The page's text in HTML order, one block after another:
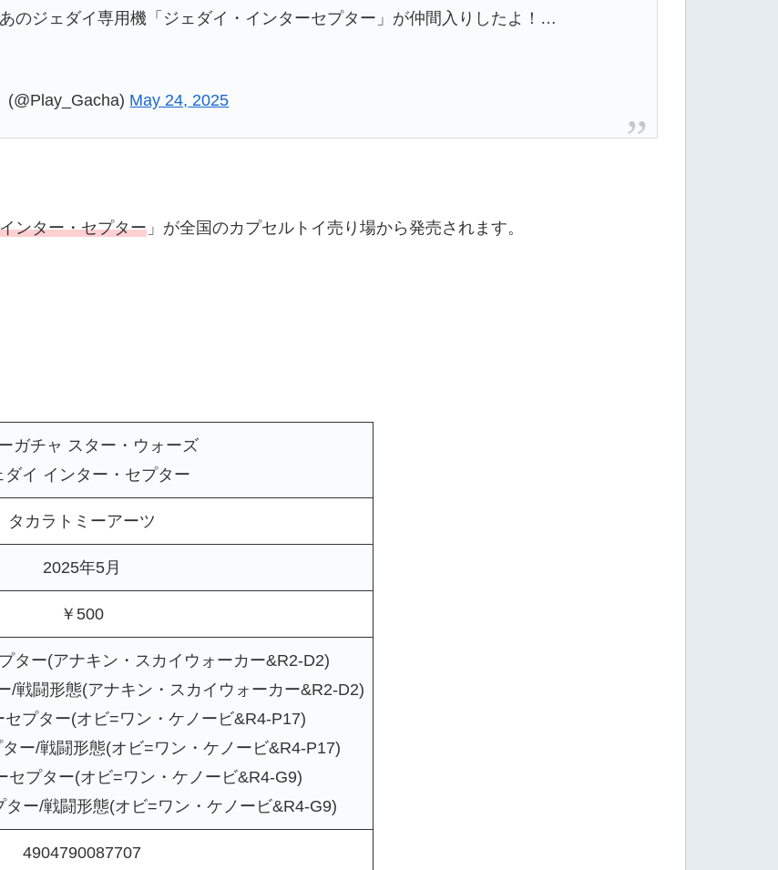
のジェダイ専用機「ジェダイ・インターセプター」が仲間入りしたよ！…
May 24, 2025
ンター・セプター 」が全国のカプセルトイ売り場から発売されます。
チャ スター・ウォーズ
イ インター・セプター
タカラトミーアーツ
2025年5月
￥500
ター(アナキン・スカイウォーカー&R2-D2)
/戦闘形態(アナキン・スカイウォーカー&R2-D2)
セプター(オビ=ワン・ケノービ&R4-P17)
ー/戦闘形態(オビ=ワン・ケノービ&R4-P17)
セプター(オビ=ワン・ケノービ&R4-G9)
ター/戦闘形態(オビ=ワン・ケノービ&R4-G9)
4904790087707